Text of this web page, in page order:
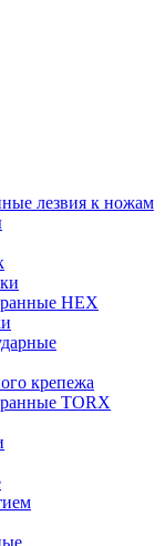
лезвия к ножам
HEX
крепежа
TORX